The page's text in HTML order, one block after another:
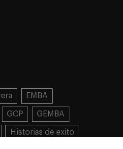
EMBA
GCP GEMBA
Historias de exito